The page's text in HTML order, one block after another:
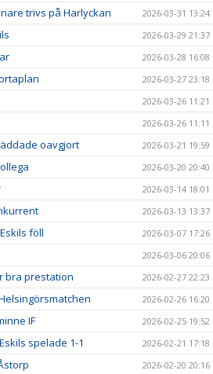
trivs på Harlyckan 2026-03-31 13:24
2026-03-29 21:37
2026-03-28 16:08
2026-03-27 23:18
2026-03-26 11:21
2026-03-26 11:11
oavgjort 2026-03-21 19:59
2026-03-20 20:40
2026-03-14 18:01
2026-03-13 13:37
föll 2026-03-07 17:26
2026-03-06 20:06
bra prestation 2026-02-27 22:23
2026-02-26 16:20
IF 2026-02-25 19:52
spelade 1-1 2026-02-21 17:18
2026-02-20 20:16